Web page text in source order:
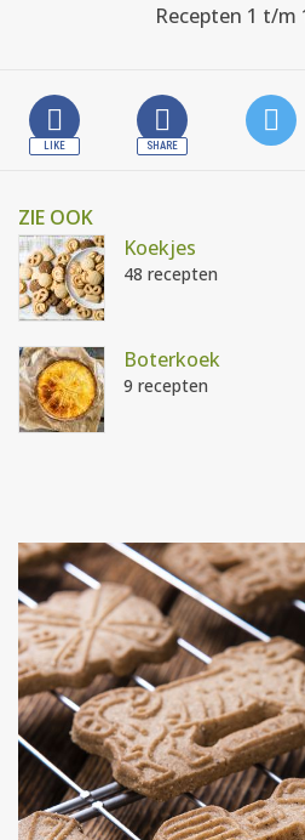
Recepten 1 t/m
ZIE OOK
Koekjes
48 recepten
Boterkoek
9 recepten